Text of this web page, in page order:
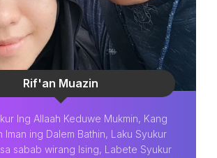
Rif'an Muazin
Ing Allaah Keduwe Mukmin, Kang
Iman ing Dalem Bathin, Laku Syukur
sabab wirang Ising, Labete Syukur